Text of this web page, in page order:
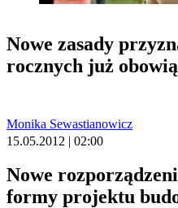
Nowe zasady
rocznych już
Monika Sewastianowicz
15.05.2012 | 02:00
Nowe
formy projektu